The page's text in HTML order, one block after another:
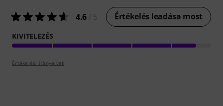
4.6 Értékelés leadása most
KIVITELEZÉS
Értékelési irányelvek